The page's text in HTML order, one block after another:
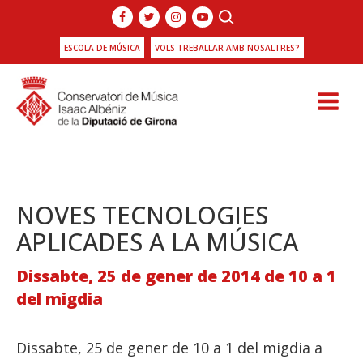
ESCOLA DE MÚSICA VOLS TREBALLAR AMB NOSALTRES?
NOVES TECNOLOGIES
APLICADES A LA MÚSICA
Dissabte, 25 de gener de 2014 de 10 a 1
del migdia
Dissabte, 25 de gener de 10 a 1 del migdia a